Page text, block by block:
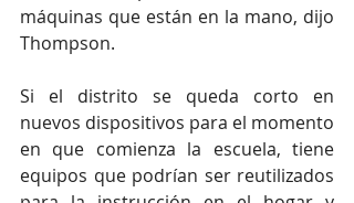
máquinas que están en la mano, dijo
Thompson.
Si el distrito se queda corto en
nuevos dispositivos para el momento
en que comienza la escuela, tiene
equipos que podrían ser reutilizados